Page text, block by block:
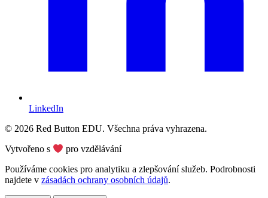
LinkedIn
© 2026 Red Button EDU. Všechna práva vyhrazena.
Vytvořeno s
pro vzdělávání
Používáme cookies pro analytiku a zlepšování služeb. Podrobnosti
najdete v zásadách ochrany osobních údajů.